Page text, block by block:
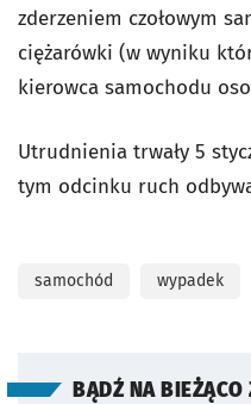
zderzeniem czołowym
ciężarówki (w wyniku
kierowca samochodu
Utrudnienia trwały 5
tym odcinku ruch
samochód wypadek
BĄDŹ NA